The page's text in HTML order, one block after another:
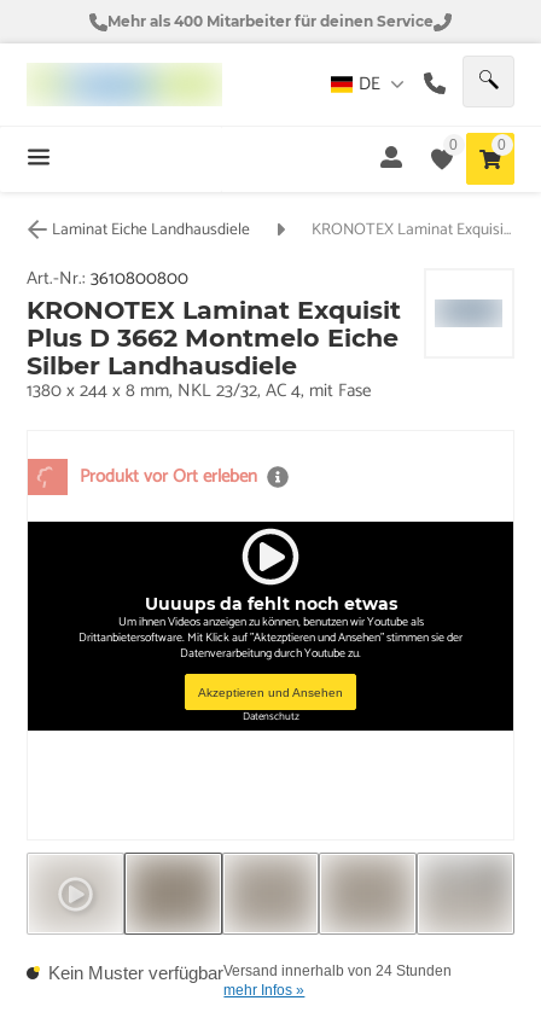
Mehr als 400 Mitarbeiter für deinen Service
DE
0 0
Laminat Eiche Landhausdiele KRONOTEX Laminat Exquisit Plus D 3662 Montmelo Eiche Silber Landhausdiele
Produkt vor Ort erleben
Uuuups da fehlt noch etwas
Um ihnen Videos anzeigen zu können, benutzen wir Youtube als
Drittanbietersoftware. Mit Klick auf "Aktezptieren und Ansehen" stimmen sie der
Datenverarbeitung durch Youtube zu.
Akzeptieren und Ansehen
Datenschutz
Art.-Nr.:3610800800
KRONOTEX Laminat Exquisit
Plus D 3662 Montmelo Eiche
Silber Landhausdiele
1380 x 244 x 8 mm, NKL 23/32, AC 4, mit Fase
Kein Muster verfügbarVersand innerhalb von 24 Stunden
mehr Infos »